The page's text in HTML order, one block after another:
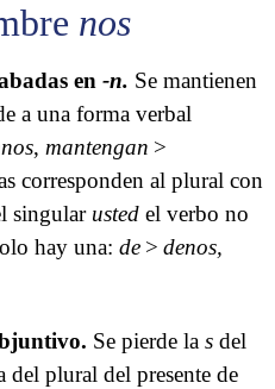
nos
en -n. Se mantienen
a una forma verbal
, mantengan >
corresponden al plural con
singular usted el verbo no
hay una: de > denos,
Se pierde las del
del plural del presente de